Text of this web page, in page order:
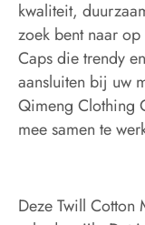
kwaliteit,
zoek bent naar
Caps die trendy
aansluiten bij uw
Qimeng Clothing
mee samen te
Deze Twill Cotton